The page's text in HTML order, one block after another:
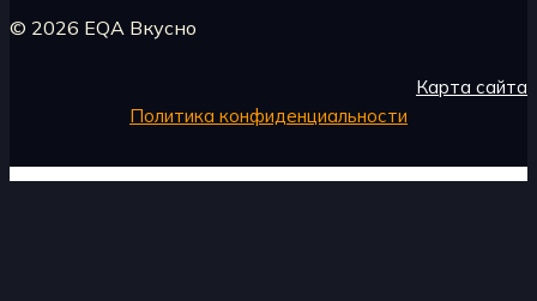
© 2026 EQA Вкусно
Карта сайта
Политика конфиденциальности